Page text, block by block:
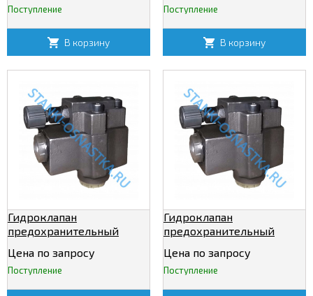
Поступление
В корзину
Поступление
В корзину
Гидроклапан
предохранительный
Цена по запросу
Поступление
Гидроклапан
предохранительный
Цена по запросу
Поступление